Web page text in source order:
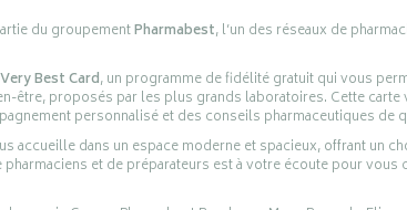
du groupementPharmabest, l’un des réseaux de
Best Card, un programme de fidélité gratuit qui vous
être, proposés par les plus grands laboratoires. Cette
personnalisé et des conseils pharmaceutiques de
accueille dans un espace moderne et spacieux, offrant un
et de préparateurs est à votre écoute pour vous